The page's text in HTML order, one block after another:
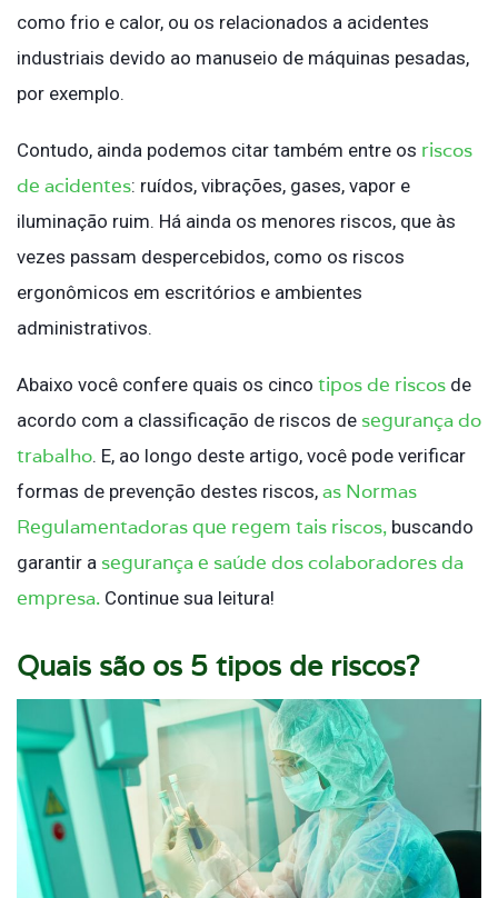
como frio e calor, ou os relacionados a acidentes
industriais devido ao manuseio de máquinas pesadas,
por exemplo.
Contudo, ainda podemos citar também entre os riscos
de acidentes: ruídos, vibrações, gases, vapor e
iluminação ruim. Há ainda os menores riscos, que às
vezes passam despercebidos, como os riscos
ergonômicos em escritórios e ambientes
administrativos.
Abaixo você confere quais os cinco tipos de riscos de
acordo com a classificação de riscos de segurança do
trabalho. E, ao longo deste artigo, você pode verificar
formas de prevenção destes riscos, as Normas
Regulamentadoras que regem tais riscos, buscando
garantir a segurança e saúde dos colaboradores da
empresa. Continue sua leitura!
Quais são os 5 tipos de riscos?